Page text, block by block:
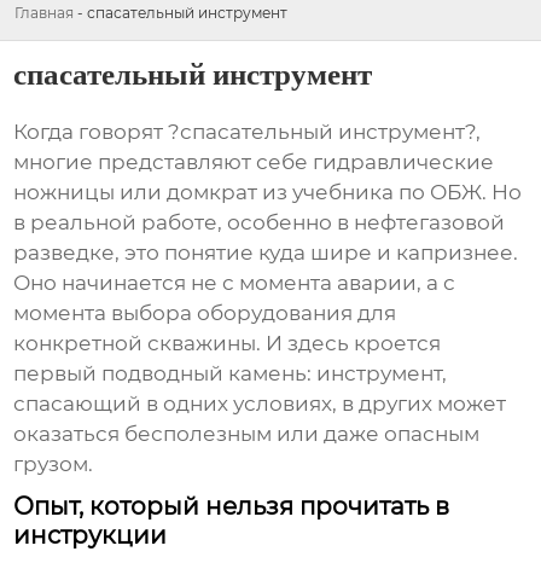
Главная - спасательный инструмент
спасательный инструмент
Когда говорят ?спасательный инструмент?,
многие представляют себе гидравлические
ножницы или домкрат из учебника по ОБЖ. Но
в реальной работе, особенно в нефтегазовой
разведке, это понятие куда шире и капризнее.
Оно начинается не с момента аварии, а с
момента выбора оборудования для
конкретной скважины. И здесь кроется
первый подводный камень: инструмент,
спасающий в одних условиях, в других может
оказаться бесполезным или даже опасным
грузом.
Опыт, который нельзя прочитать в
инструкции